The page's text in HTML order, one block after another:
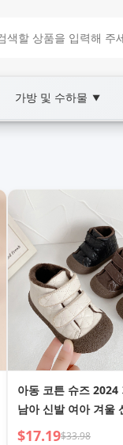
가방 및 수하물 ▼
뢰의 어린이 신발 쇼
아동 코튼 슈즈 2024
남아 신발 여아 겨울
코튼 플러시 아기 신
$17.19$33.98